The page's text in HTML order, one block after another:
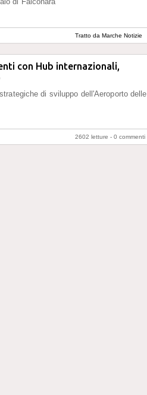
Tratto da Marche Notizie
con Hub internazionali,
di sviluppo dell'Aeroporto delle
2602 letture - 0 commenti